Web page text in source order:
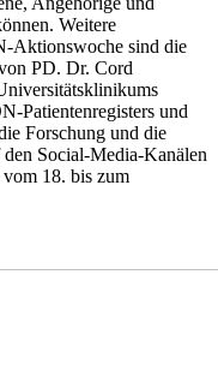
Weitere
Aktionswoche sind die
PD. Dr. Cord
Patientenregisters und
Forschung und die
Social-Media-Kanälen
18. bis zum